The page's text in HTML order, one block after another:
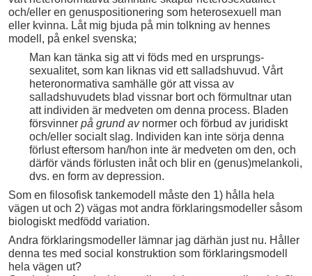
och/eller en genuspositionering som heterosexuell man
eller kvinna. Låt mig bjuda på min tolkning av hennes
modell, på enkel svenska;
Man kan tänka sig att vi föds med en ursprungs-
sexualitet, som kan liknas vid ett salladshuvud. Vårt
heteronormativa samhälle gör att vissa av
salladshuvudets blad vissnar bort och förmultnar utan
att individen är medveten om denna process. Bladen
försvinner på grund avnormer och förbud av juridiskt
och/eller socialt slag. Individen kan inte sörja denna
förlust eftersom han/hon inte är medveten om den, och
därför vänds förlusten inåt och blir en (genus)melankoli,
dvs. en form av depression.
Som en filosofisk tankemodell måste den 1) hålla hela
vägen ut och 2) vägas mot andra förklaringsmodeller såsom
biologiskt medfödd variation.
Andra förklaringsmodeller lämnar jag därhän just nu. Håller
denna tes med social konstruktion som förklaringsmodell
hela vägen ut?